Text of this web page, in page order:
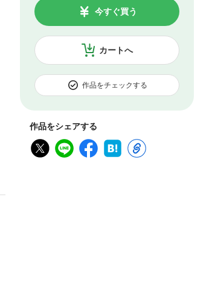
カートへ
今すぐ買う
作品をチェックする
作品をシェアする